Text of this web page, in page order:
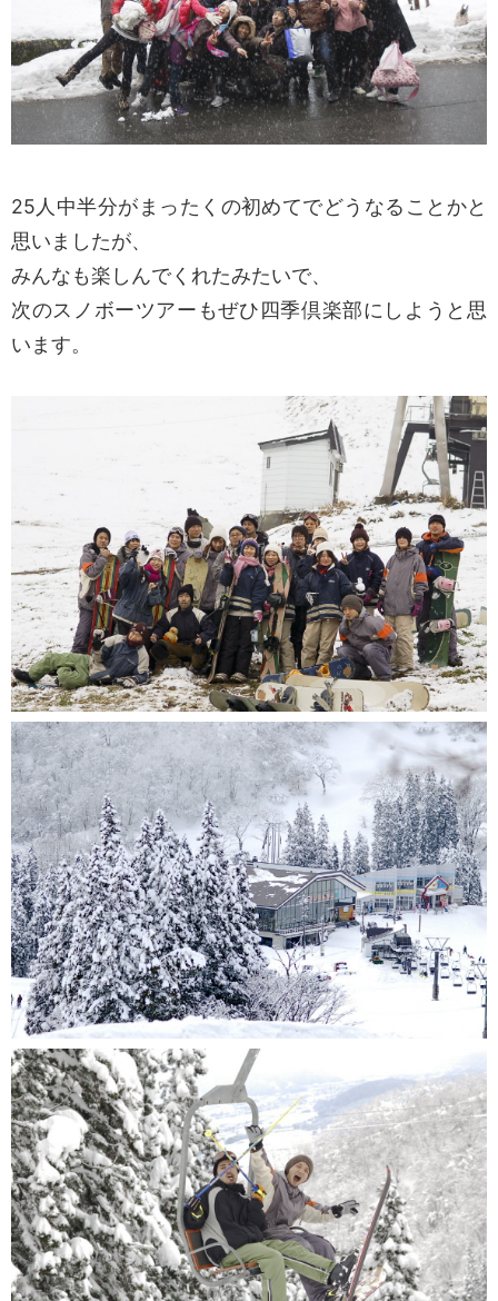
25人中半分がまったくの初めてでどうなることかと
思いましたが、
みんなも楽しんでくれたみたいで、
次のスノボーツアーもぜひ四季倶楽部にしようと思
います。